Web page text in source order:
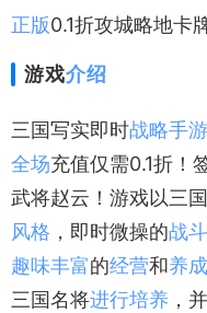
正版0.1折攻城略地卡
游戏介绍
三国写实即时战略手游
全场充值仅需0.1折！
武将赵云！游戏以三
风格 ，即时微操的战斗
趣味丰富的经营和养成
三国名将进行培养 ，